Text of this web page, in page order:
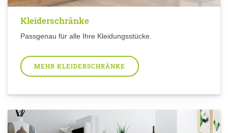
Kleiderschränke
Passgenau für alle Ihre Kleidungsstücke.
MEHR KLEIDERSCHRÄNKE